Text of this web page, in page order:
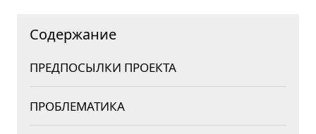
Содержание
ПРЕДПОСЫЛКИ ПРОЕКТА
ПРОБЛЕМАТИКА